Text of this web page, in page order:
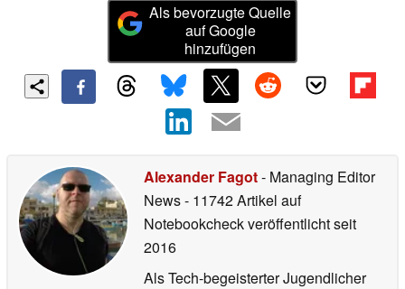
Als bevorzugte Quelle
auf Google
hinzufügen
Alexander Fagot- Managing Editor
News- 11742 Artikel auf
Notebookcheck veröffentlichtseit
2016
Als Tech-begeisterter Jugendlicher